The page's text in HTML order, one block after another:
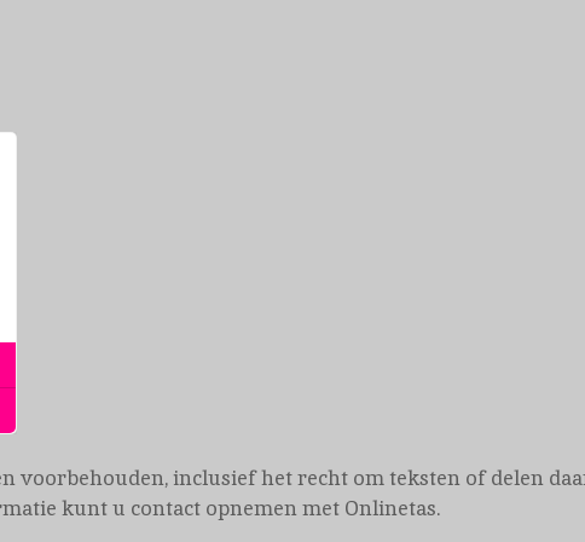
voorbehouden, inclusief het recht om teksten of delen
kunt u contact opnemen met Onlinetas.